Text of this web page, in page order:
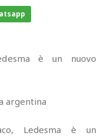
è un nuovo
argentina
Ledesma è un